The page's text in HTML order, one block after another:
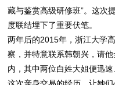
藏与鉴赏高级研修班”。这次
度联结埋下了重要伏笔。
两年后的2015年，浙江大学
察，并特意联系韩朝兴，请
内，其中两位白姓大姐便迅速